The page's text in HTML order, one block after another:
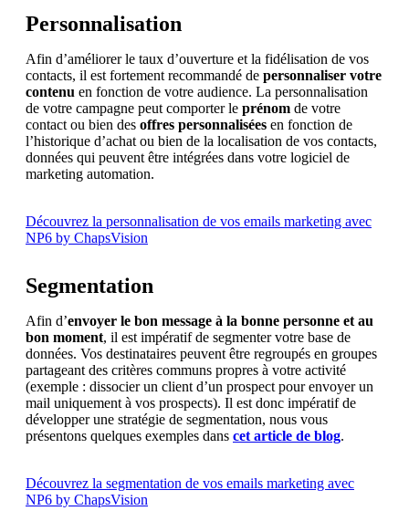
Personnalisation
Afin d’améliorer le taux d’ouverture et la fidélisation de vos
contacts, il est fortement recommandé de personnaliser votre
contenu en fonction de votre audience. La personnalisation
de votre campagne peut comporter le prénom de votre
contact ou bien des offres personnalisées en fonction de
l’historique d’achat ou bien de la localisation de vos contacts,
données qui peuvent être intégrées dans votre logiciel de
marketing automation.
Découvrez la personnalisation de vos emails marketing avec
NP6 by ChapsVision
Segmentation
Afin d’envoyer le bon message à la bonne personne et au
bon moment, il est impératif de segmenter votre base de
données. Vos destinataires peuvent être regroupés en groupes
partageant des critères communs propres à votre activité
(exemple : dissocier un client d’un prospect pour envoyer un
mail uniquement à vos prospects). Il est donc impératif de
développer une stratégie de segmentation, nous vous
présentons quelques exemples dans cet article de blog.
Découvrez la segmentation de vos emails marketing avec
NP6 by ChapsVision